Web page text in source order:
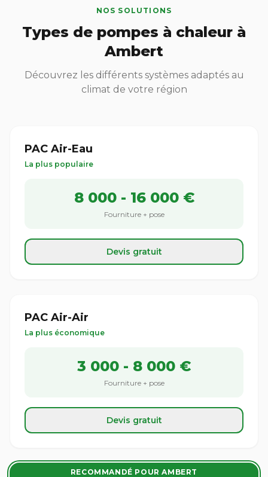
NOS SOLUTIONS
Types de pompes à chaleur à
Ambert
Découvrez les différents systèmes adaptés au
climat de votre région
PAC Air-Eau
La plus populaire
8 000 - 16 000 €
Fourniture + pose
Devis gratuit
PAC Air-Air
La plus économique
3 000 - 8 000 €
Fourniture + pose
Devis gratuit
RECOMMANDÉ POUR AMBERT